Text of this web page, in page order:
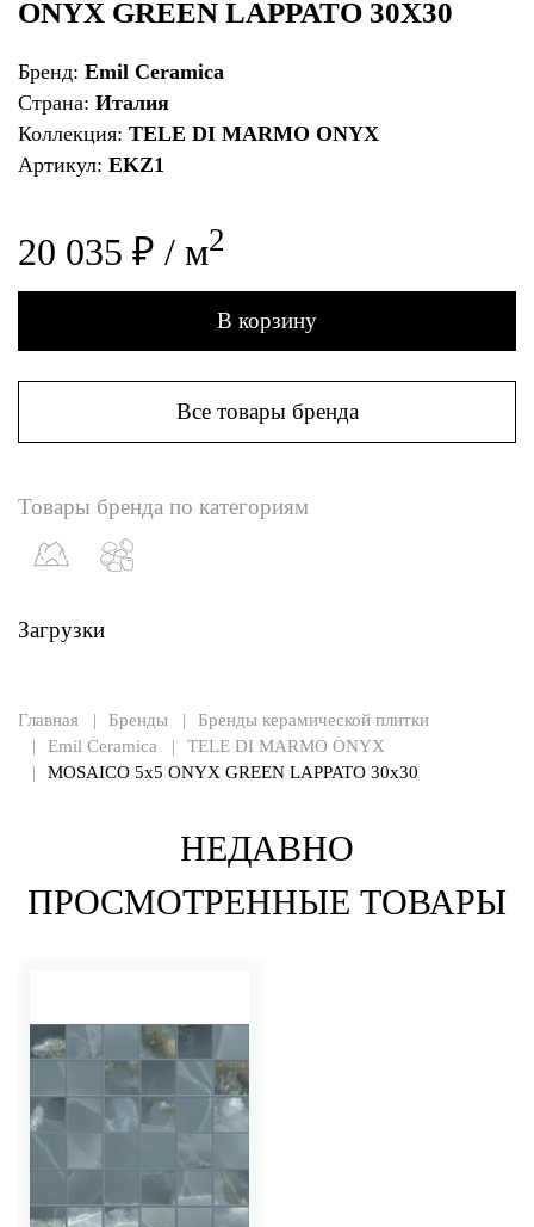
ONYX GREEN LAPPATO 30X30
Бренд: Emil Ceramica
Страна: Италия
Коллекция: TELE DI MARMO ONYX
Артикул: EKZ1
20 035 ₽ / м2
В корзину
Все товары бренда
Товары бренда по категориям
Загрузки
Главная Бренды
Бренды керамической плитки
Emil Ceramica
TELE DI MARMO ONYX
MOSAICO 5x5 ONYX GREEN LAPPATO 30x30
НЕДАВНО
ПРОСМОТРЕННЫЕ ТОВАРЫ